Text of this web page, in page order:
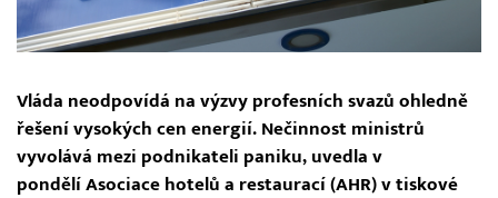
Vláda neodpovídá na výzvy profesních svazů ohledně
řešení vysokých cen energií. Nečinnost ministrů
vyvolává mezi podnikateli paniku, uvedla v
pondělí Asociace hotelů a restaurací (AHR) v tiskové